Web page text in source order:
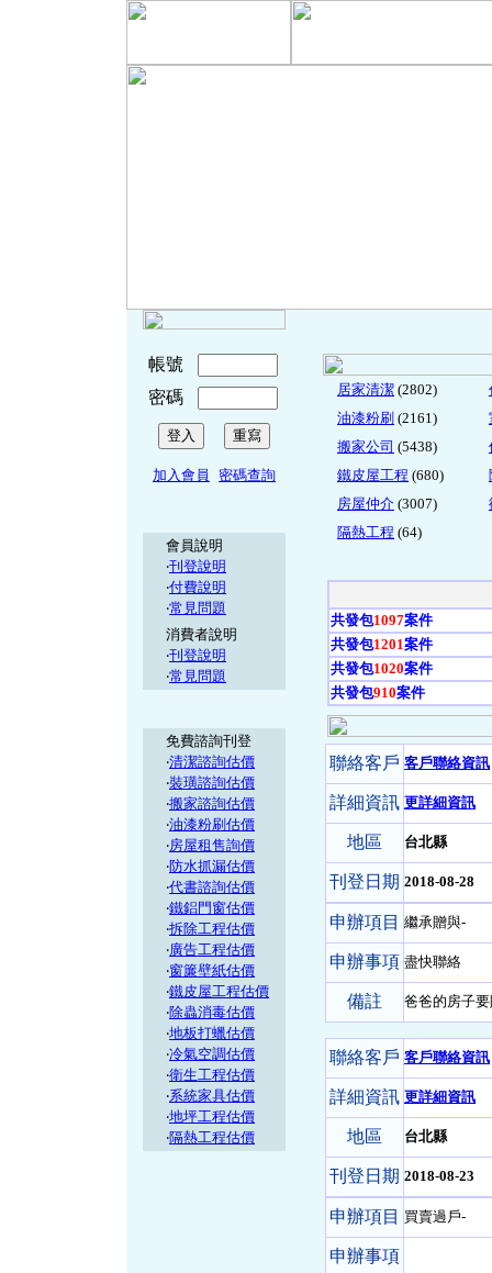
帳號
密碼
加入會員 密碼查詢
會員說明
‧刊登說明
‧付費說明
‧常見問題
消費者說明
‧刊登說明
‧常見問題
免費諮詢刊登
‧清潔諮詢估價
‧裝璜諮詢估價
‧搬家諮詢估價
‧油漆粉刷估價
‧房屋租售詢價
‧防水抓漏估價
‧代書諮詢估價
‧鐵鋁門窗估價
‧拆除工程估價
‧廣告工程估價
‧窗簾壁紙估價
‧鐵皮屋工程估價
‧除蟲消毒估價
‧地板打蠟估價
‧冷氣空調估價
‧衛生工程估價
‧系統家具估價
‧地坪工程估價
‧隔熱工程估價
居家清潔 (2802)
油漆粉刷 (2161)
搬家公司 (5438)
鐵皮屋工程 (680)
房屋仲介 (3007)
隔熱工程 (64)
共發包1097案件
共發包1201案件
共發包1020案件
共發包910案件
聯絡客戶 客戶聯絡資訊
詳細資訊 更詳細資訊
地區 台北縣
刊登日期 2018-08-28
申辦項目 繼承贈與-
申辦事項 盡快聯絡
備註 爸爸的房子
聯絡客戶 客戶聯絡資訊
詳細資訊 更詳細資訊
地區 台北縣
刊登日期 2018-08-23
申辦項目 買賣過戶-
申辦事項